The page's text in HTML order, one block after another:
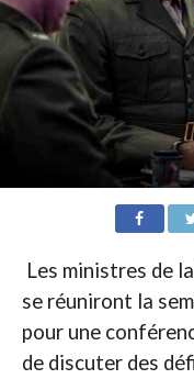
Les ministres de
se réuniront la
pour une
de discuter des